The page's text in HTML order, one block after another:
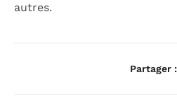
autres.
Partager :